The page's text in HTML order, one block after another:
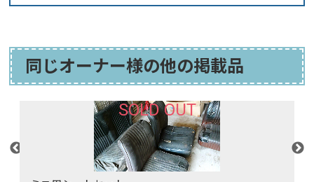
同じオーナー様の他の掲載品
SOLD OUT